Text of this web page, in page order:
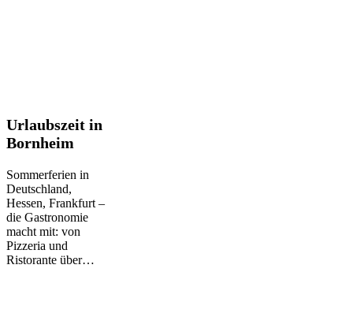
Urlaubszeit
in
Bornheim
Urlaubszeit in
Bornheim
Sommerferien in
Deutschland,
Hessen, Frankfurt –
die Gastronomie
macht mit: von
Pizzeria und
Ristorante über…